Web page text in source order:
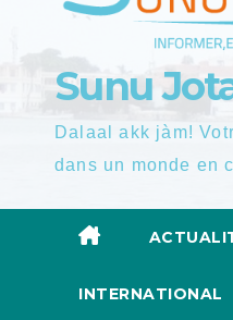
Sunu
Dalaal akk jàm!
dans un monde en
INTERNATIONAL